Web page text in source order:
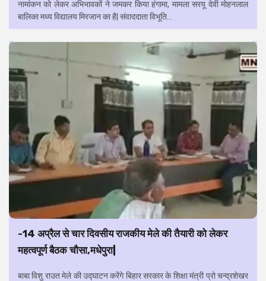
नामांकन को लेकर अभिभावकों ने जमकर किया हंगामा, मामला सरयू देवी मोहनलाल
बालिका मध्य विद्यालय मिरजान का है| संवाददाता विभूति...
-14 अप्रैल से चार दिवसीय राजकीय मेले की तैयारी को लेकर
महत्वपूर्ण बैठक चौसा,मधेपुरा|
बाबा विशु राउत मेले की उद्घाटन करेंगे बिहार सरकार के शिक्षा मंत्री प्रो चन्द्रशेखर